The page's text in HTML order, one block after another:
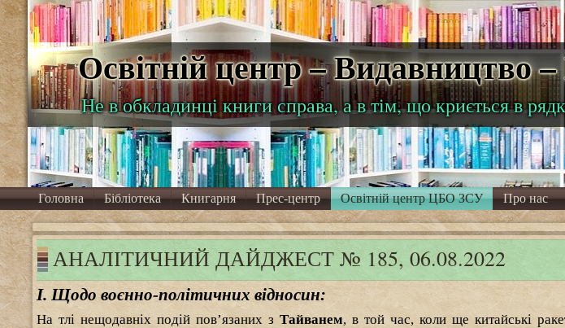
Освітній центр – Видавництво
Не в обкладинці книги справа, а в тім, що криється в
Головна Бібліотека Книгарня Прес-центр Освітній центр ЦБО ЗСУ Про нас
АНАЛІТИЧНИЙ ДАЙДЖЕСТ № 185, 06.08.2022
І. Щодо воєнно-політичних відносин:
На тлі нещодавніх подій пов’язаних зТайванем, в той час, коли ще китайські